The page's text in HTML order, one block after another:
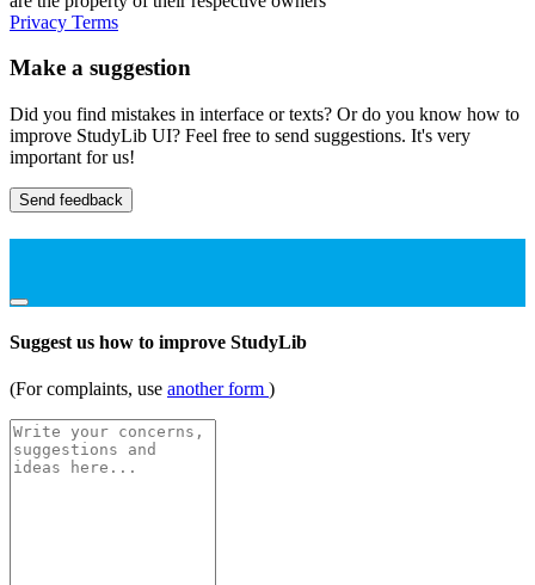
Privacy Terms
Make a suggestion
Did you find mistakes in interface or texts? Or do you know how to
improve StudyLib UI? Feel free to send suggestions. It's very
important for us!
Send feedback
Suggest us how to improve StudyLib
(For complaints, use another form )